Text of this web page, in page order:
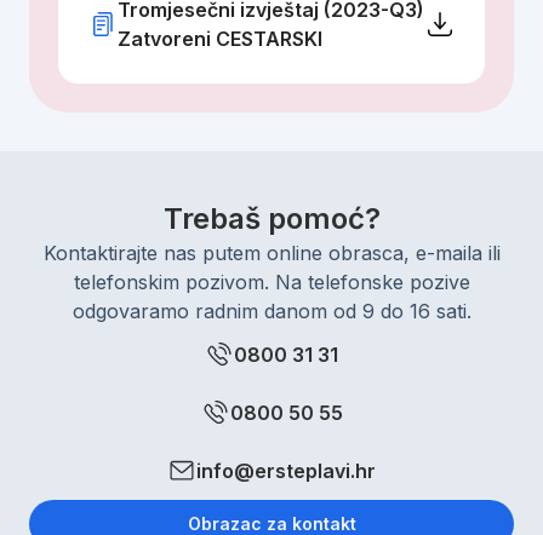
Tromjesečni izvještaj (2023-Q3)
Zatvoreni CESTARSKI
Trebaš pomoć?
Kontaktirajte nas putem online obrasca, e-maila ili
telefonskim pozivom. Na telefonske pozive
odgovaramo radnim danom od 9 do 16 sati.
0800 31 31
0800 50 55
info@ersteplavi.hr
Obrazac za kontakt